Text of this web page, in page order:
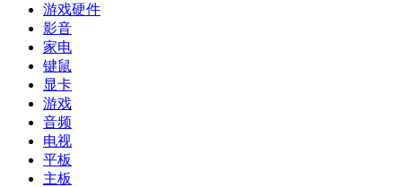
游戏硬件
影音
家电
键鼠
显卡
游戏
音频
电视
平板
主板